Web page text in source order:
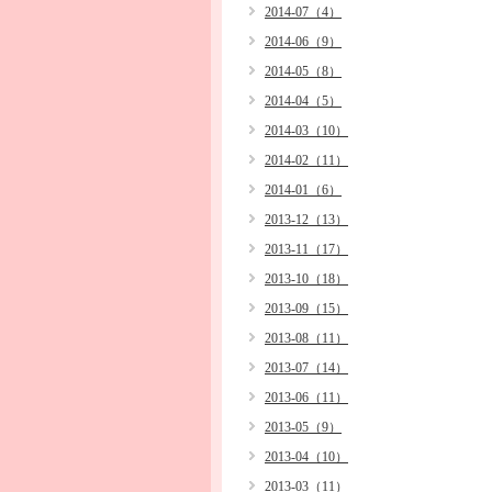
2014-07（4）
2014-06（9）
2014-05（8）
2014-04（5）
2014-03（10）
2014-02（11）
2014-01（6）
2013-12（13）
2013-11（17）
2013-10（18）
2013-09（15）
2013-08（11）
2013-07（14）
2013-06（11）
2013-05（9）
2013-04（10）
2013-03（11）